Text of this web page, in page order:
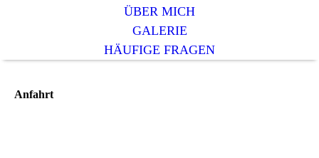
ÜBER MICH
GALERIE
HÄUFIGE FRAGEN
Anfahrt